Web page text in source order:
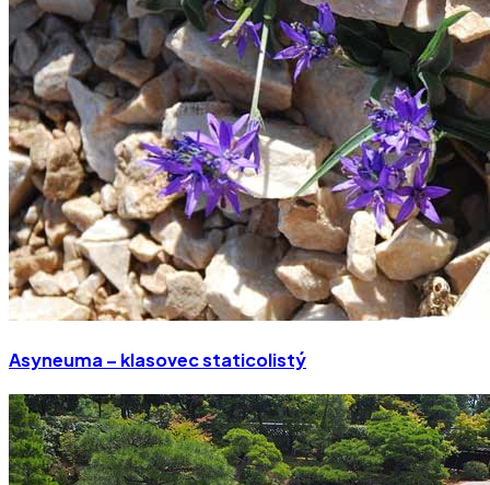
Asyneuma – klasovec staticolistý